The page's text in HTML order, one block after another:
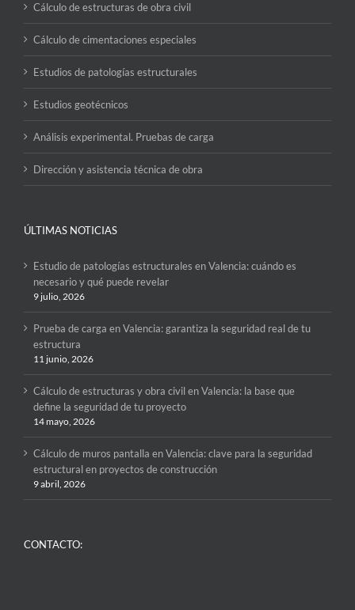
Cálculo de estructuras de obra civil
Cálculo de cimentaciones especiales
Estudios de patologías estructurales
Estudios geotécnicos
Análisis experimental. Pruebas de carga
Dirección y asistencia técnica de obra
ÚLTIMAS NOTICIAS
Estudio de patologías estructurales en Valencia: cuándo es
necesario y qué puede revelar
9 julio, 2026
Prueba de carga en Valencia: garantiza la seguridad real de tu
estructura
11 junio, 2026
Cálculo de estructuras y obra civil en Valencia: la base que
define la seguridad de tu proyecto
14 mayo, 2026
Cálculo de muros pantalla en Valencia: clave para la seguridad
estructural en proyectos de construcción
9 abril, 2026
CONTACTO: